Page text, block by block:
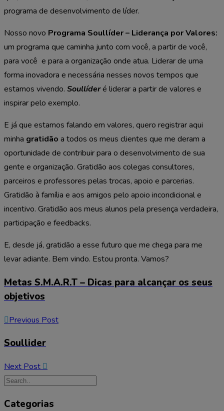
programa de desenvolvimento de líder.
Nosso novo Programa Soullíder– Liderança por Valores:
um programa que caminha junto com você, a partir de você,
para você e para a organização onde atua. Liderar de uma
forma inovadora e necessária nesses novos tempos que
estamos vivendo. Soullíderé liderar a partir de valores e
inspirar pelo exemplo.
E já que estamos falando em valores, quero registrar aqui
minha gratidão a todos os meus clientes que me deram a
oportunidade de contribuir para o desenvolvimento de sua
gente e organização. Gratidão aos colegas consultores,
parceiros e professores pelas trocas, apoio e parcerias.
Gratidão à família e aos amigos pelo apoio incondicional e
incentivo. Gratidão aos meus alunos pela presença verdadeira,
participação e feedbacks.
E, desde já, gratidão a esse futuro que me chega para me
levar adiante. Bem vindo. Estou pronta. Vamos?
Metas S.M.A.R.T – Dicas para alcançar os seus
objetivos
Previous Post
Soullider
Next Post
Categorias